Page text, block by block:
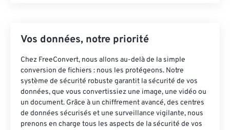
Vos données, notre priorité
Chez FreeConvert, nous allons au-delà de la simple
conversion de fichiers : nous les protégeons. Notre
système de sécurité robuste garantit la sécurité de vos
données, que vous convertissiez une image, une vidéo ou
un document. Grâce à un chiffrement avancé, des centres
de données sécurisés et une surveillance vigilante, nous
prenons en charge tous les aspects de la sécurité de vos